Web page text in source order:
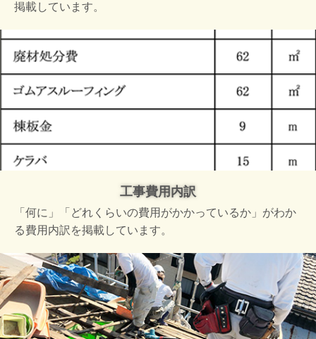
掲載しています。
工事費用内訳
「何に」「どれくらいの費用がかかっているか」がわか
る費用内訳を掲載しています。